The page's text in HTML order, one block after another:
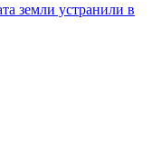
земли устранили в